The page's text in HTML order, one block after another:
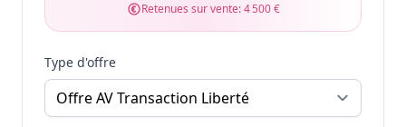
Retenues sur vente:4 500 €
Type d'offre